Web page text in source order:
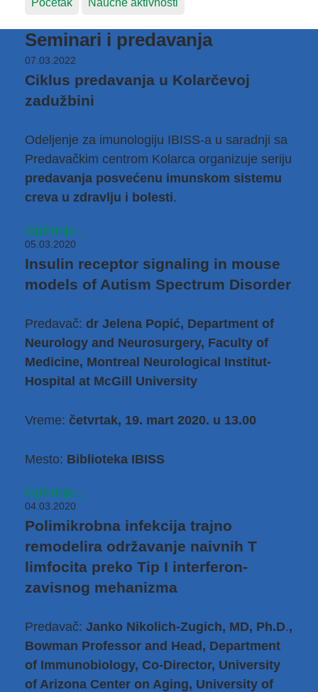
Početak Naučne aktivnosti
Seminari i predavanja
07.03.2022
Ciklus predavanja u Kolarčevoj
zadužbini
Odeljenje za imunologiju IBISS-a u saradnji sa
Predavačkim centrom Kolarca organizuje seriju
predavanja posvećenu imunskom sistemu
creva u zdravlju i bolesti.
Opširnije...
05.03.2020
Insulin receptor signaling in mouse
models of Autism Spectrum Disorder
Predavač: dr Jelena Popić, Department of
Neurology and Neurosurgery, Faculty of
Medicine, Montreal Neurological Institut-
Hospital at McGill University
Vreme: četvrtak, 19. mart 2020. u 13.00
Mesto: Biblioteka IBISS
Opširnije...
04.03.2020
Polimikrobna infekcija trajno
remodelira održavanje naivnih T
limfocita preko Tip I interferon-
zavisnog mehanizma
Predavač: Janko Nikolich-Zugich, MD, Ph.D.,
Bowman Professor and Head, Department
of Immunobiology, Co-Director, University
of Arizona Center on Aging, University of